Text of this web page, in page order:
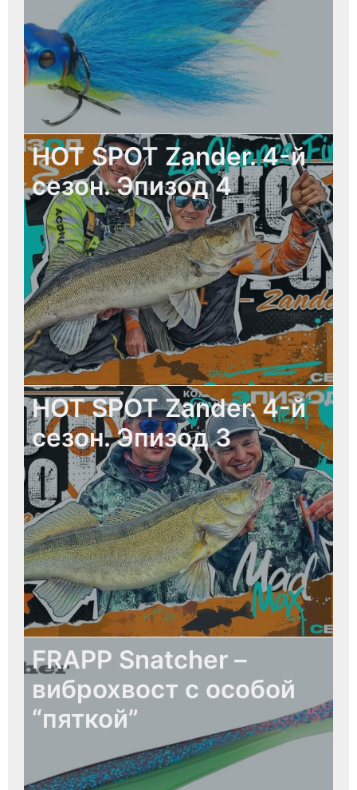
HOT SPOT Zander. 4-й
сезон. Эпизод 4
HOT SPOT Zander. 4-й
сезон. Эпизод 3
FRAPP Snatcher –
виброхвост с особой
“пяткой”